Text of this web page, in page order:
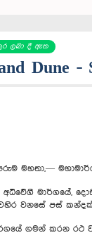
ලබා දී ඇත
Dune
මහතා,—
මාර්ගයේ,
වනසේ පස්
ගමන් කරන රථ